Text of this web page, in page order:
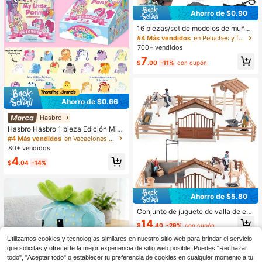
Ahorro de $0.66
Hasbro
Hasbro Hasbro 1 pieza Edición Mist
erio Mi Pequeño Pony Pony Arcoíris
Caja Ciega Juguete Coleccionable,
Lindo Miniatura Figura de Escritorio
Decoración y Decoración de Habita
ción, Regalo Sorpresa Ideal para Ni
ños, Niños, Niñas y Coleccionistas,
Regalo de Cumpleaños y Vacacion
es, Decoración de Estantería y Dor
mitorio Adorable Mini Juguete de Ar
te, Accesorio de Caja Ciega
#4 Más vendidos
en Vacaciones Peluches y figuras de juguete para n
80+ vendidos
$4.04 -14%
Ahorro de $0.90
16 piezas/set de modelos de muñec
os de animales marinos, incluyendo
tiburón, delfín, pingüino, ballena y o
muñecos educativos para niños, pa
#4 Más vendidos
en Peluches y figuras de juguete para niños
700+ vendidos
$7.00 -11% con cupón
Ahorro de $5.80
Conjunto de juguete de valla de est
ablo, jinete de poni de granja y ranc
ho, modelo de juguete para niños, r
egalo de Navidad y Halloween para
niños y niñas
$14.40 -29% con cupón
Utilizamos cookies y tecnologías similares en nuestro sitio web para brindar el servicio
que solicitas y ofrecerte la mejor experiencia de sitio web posible. Puedes "Rechazar
todo", "Aceptar todo" o establecer tu preferencia de cookies en cualquier momento a tu